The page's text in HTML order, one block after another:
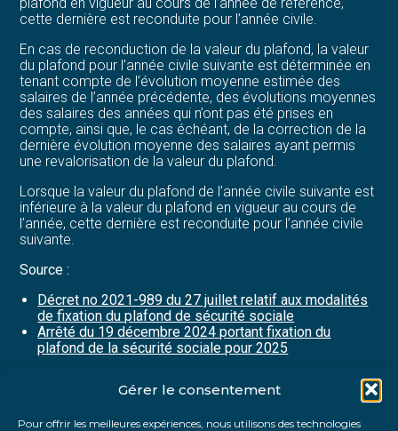
Gérer le consentement
Pour offrir les meilleures expériences, nous utilisons des technologies
cette dernière est reconduite pour l’année civile.
En cas de reconduction de la valeur du plafond, la valeur
du plafond pour l’année civile suivante est déterminée en
tenant compte de l’évolution moyenne estimée des
salaires de l’année précédente, des évolutions moyennes
des salaires des années qui n’ont pas été prises en
compte, ainsi que, le cas échéant, de la correction de la
dernière évolution moyenne des salaires ayant permis
une revalorisation de la valeur du plafond.
Lorsque la valeur du plafond de l’année civile suivante est
inférieure à la valeur du plafond en vigueur au cours de
l’année, cette dernière est reconduite pour l’année civile
suivante.
Source :
Décret no 2021-989 du 27 juillet relatif aux modalités
de fixation du plafond de sécurité sociale
Arrêté du 19 décembre 2024 portant fixation du
plafond de la sécurité sociale pour 2025